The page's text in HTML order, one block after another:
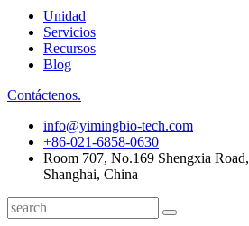
Unidad
Servicios
Recursos
Blog
Contáctenos.
info@yimingbio-tech.com
+86-021-6858-0630
Room 707, No.169 Shengxia
Shanghai, China